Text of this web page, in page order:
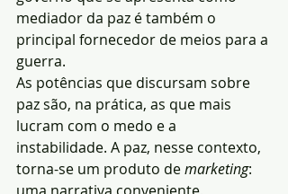
mediador da paz é também o
principal fornecedor de meios para a
guerra.
As potências que discursam sobre
paz são, na prática, as que mais
lucram com o medo e a
instabilidade. A paz, nesse contexto,
torna-se um produto de marketing: